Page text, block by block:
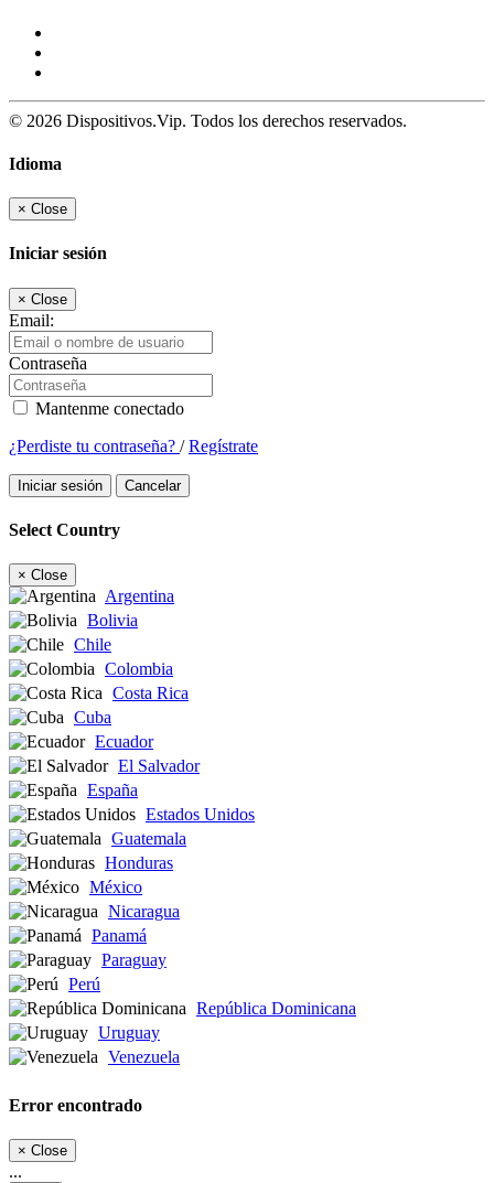
© 2026 Dispositivos.Vip. Todos los derechos reservados.
Idioma
× Close
Iniciar sesión
× Close
Email:
Contraseña
Mantenme conectado
¿Perdiste tu contraseña? /Regístrate
Iniciar sesión Cancelar
Select Country
× Close
Argentina
Bolivia
Chile
Colombia
Costa Rica
Cuba
Ecuador
El Salvador
España
Estados Unidos
Guatemala
Honduras
México
Nicaragua
Panamá
Paraguay
Perú
República Dominicana
Uruguay
Venezuela
Error encontrado
× Close
...